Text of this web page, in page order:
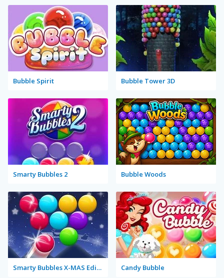
Bubble Spirit Bubble Tower 3D
Smarty Bubbles 2 Bubble Woods
Smarty Bubbles X-MAS Edition Candy Bubble